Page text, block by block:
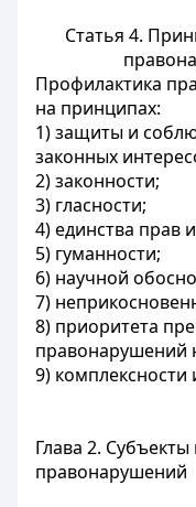
Статья 4.
Профилактика
на принципах:
1) защиты и
законных
2) законности;
3) гласности;
4) единства прав
5) гуманности;
6) научной
7)
8) приоритета
правонарушений
9) комплексности
Глава 2.
правонарушений